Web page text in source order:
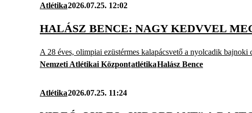
Atlétika2026.07.25. 12:02
HALÁSZ BENCE: NAGY KEDVVEL
A 28 éves, olimpiai ezüstérmes kalapácsvető a nyolcadik bajnoki
Nemzeti Atlétikai KözpontatlétikaHalász Bence
Atlétika2026.07.25. 11:24